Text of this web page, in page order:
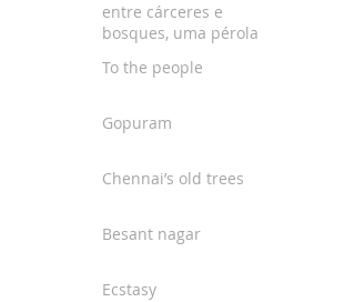
entre cárceres e
bosques, uma pérola
To the people
Gopuram
Chennai’s old trees
Besant nagar
Ecstasy